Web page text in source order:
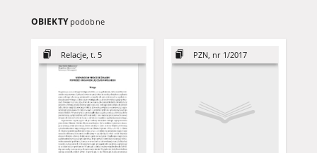
OBIEKTY podobne
Relacje, t. 5 PZN, nr 1/2017